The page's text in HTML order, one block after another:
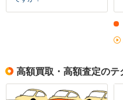
高額買取・高額査定のテ